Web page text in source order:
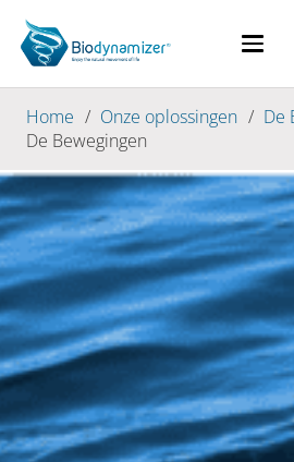
Home / Onze oplossingen / De
De Bewegingen